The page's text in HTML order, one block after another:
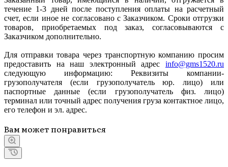
течение 1-3 дней после поступления оплаты на расчетный
счет, если иное не согласовано с Заказчиком. Сроки отгрузки
товаров, приобретаемых под заказ, согласовываются с
Заказчиком дополнительно.
Для отправки товара через транспортную компанию просим
предоставить на наш электронный адрес info@gms1520.ru
следующую информацию: Реквизиты компании-
грузополучателя (если грузополучатель юр. лицо) или
паспортные данные (если грузополучатель физ. лицо)
терминал или точный адрес получения груза контактное лицо,
его телефон и эл. адрес.
Вам может понравиться